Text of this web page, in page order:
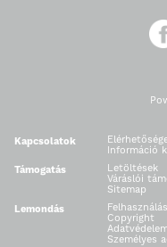
Kapcsolatok
Információ
Támogatás
Letöltések
Váráslói
Sitemap
Lemondás
Felhasználás
Copyright
Személyes